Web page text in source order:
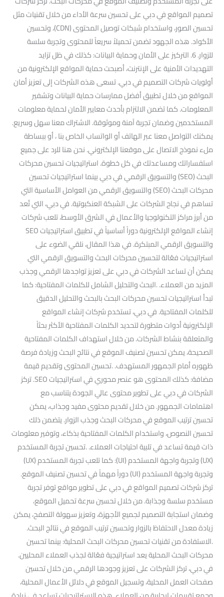
تصميم المواقع في دبي على تحسين سرعة الأداء من خلال تقنيات مثل
تحسين الصور، واستخدام شبكات توصيل المحتوى (CDN)، وتحسين
الأكواد. هذه الجهود تضمن تحميلاً سريعاً للمحتوى وتجربة سلسة
للزوار. 6. التركيز على الأمان وحماية البيانات: كذلك في ظل تزايد
التهديدات الأمنية على الإنترنت، أصبحت حماية المواقع الإلكترونية من
أولويات شركات التصميم في دبي. تسعى هذه الشركات إلى تعزيز أمان
المواقع من خلال تطبيق أفضل ممارسات حماية البيانات وتشفير
المعلومات. كما تضمن الالتزام بأحدث معايير الأمان لحماية معلومات
المستخدمين وضمان تجربة آمنة وموثوقة. الاشتراك معنا سهل وسريع.
يمكنك التواصل معنا عبر الهاتف أو الواتساب الخاص بنا ، أو ببساطة
ملء نموذج الاتصال على موقعنا الإلكتروني. نحن هنا للرد على جميع
استفساراتك ومساعدتك في كل خطوة. استراتيجيات تحسين محركات
البحث (SEO) والتسويق الرقمي في دبي بينما استراتيجيات تحسين
محركات البحث (SEO) والتسويق الرقمي من العوامل الأساسية التي
تساهم في نجاح الشركات على الشبكة العنكبوتية. في دبي، التي تُعد
من أبرز مراكز التكنولوجيا والأعمال في الشرق الأوسط، تلعب شركات
إنشاء المواقع الإلكترونية دوراً أساسياً في تطبيق استراتيجيات SEO
والتسويق الرقمي المبتكرة. في هذا المقال، نلقي الضوء على
استراتيجيات فعّالة لتحسين محركات البحث والتسويق الرقمي التي
يمكن أن تساعد الشركات في دبي على تعزيز تواجدها الرقمي وجذب
المزيد من العملاء. .البحث والتحليل الشامل للكلمات المفتاحية: كما
تبدأ استراتيجيات تحسين محركات البحث بالبحث والتحليل الدقيق
للكلمات المفتاحية. في دبي، تستخدم شركات إنشاء المواقع
الإلكترونية أدوات متطورة لتحديد الكلمات المفتاحية الأكثر بحثاً
والمتعلقة بنشاط الشركات. من خلال استهداف الكلمات المفتاحية
الصحيحة، يمكن تحسين تصنيف الموقع في نتائج البحث وزيادة فرصة
ظهوره أمام الجمهور المستهدف. .تحسين المحتوى وتقديم قيمة
مضافة: كذلك المحتوى هو عنصر محوري في استراتيجيات SEO. تركز
الشركات في دبي على تطوير محتوى عالي الجودة يتناسب مع
اهتمامات الجمهور. من خلال تقديم محتوى مفيد وجذاب، يمكن
تحسين ترتيب الموقع في محركات البحث وجذب الزوار. يتضمن ذلك
تحسين النصوص، واستخدام الكلمات المفتاحية بذكاء، وتوفير معلومات
ذات قيمة تساعد في تلبية احتياجات العملاء. .تحسين تجربة المستخدم
(UX) وتجربة واجهة المستخدم (UI): كما تلعب تجربة المستخدم (UX)
وتجربة واجهة المستخدم (UI) دوراً مهماً في تحسين تصنيف الموقع.
تركز شركات تصميم المواقع في دبي على تطوير مواقع توفر تجربة
مستخدم سلسة وجذابة. من خلال تحسين سرعة تحميل الموقع،
وضمان استجابة التصميم لجميع الأجهزة، وتعزيز سهولة التصفح، يمكن
زيادة معدل الاحتفاظ بالزوار وتحسين ترتيب الموقع في نتائج البحث.
.الاستفادة من تقنيات تحسين محركات البحث المحلية: بينما تحسين
محركات البحث المحلية يعد استراتيجية فعّالة لجذب العملاء المحليين.
في دبي، تركز الشركات على تعزيز وجودها الرقمي من خلال تحسين
صفحات العمل المحلية، وتسجيل الموقع في دلائل الأعمال المحلية،